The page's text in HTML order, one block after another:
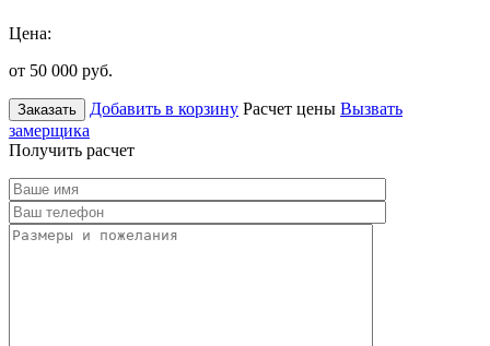
Цена:
от 50 000 руб.
Заказать Добавить в корзину Расчет цены Вызвать
замерщика
Получить расчет